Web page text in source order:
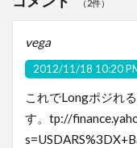
（2件）
vega
2012/11/18 10:20
これでLongポジれ
す。tp://